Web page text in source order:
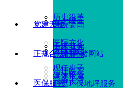
历史沿革
医院文化
现任班子
五七院区
临床研究
油建医院
医院要闻
医院动态
媒体报道
党建天地
党建新闻
党务工作
正规合法的网赌网站
耐磨环保地坪服务
医保服务